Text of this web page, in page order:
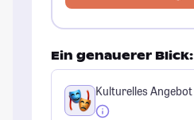
Ein genauerer Blick:
Kulturelles Angebot